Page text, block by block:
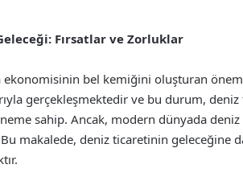
Fırsatlar ve Zorluklar
ekonomisinin bel kemiğini oluşturan
gerçekleşmektedir ve bu durum,
sahip. Ancak, modern dünyada
Bu makalede, deniz ticaretinin geleceğine